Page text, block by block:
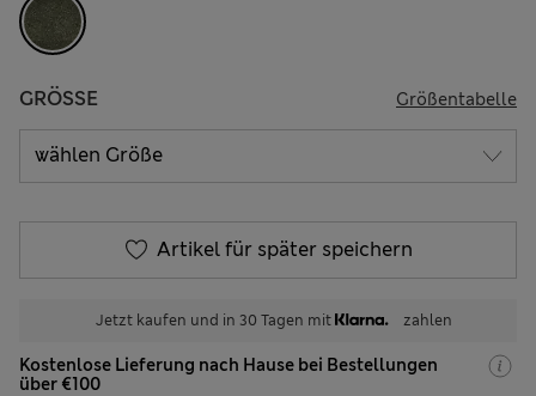
GRÖSSE Größentabelle
Artikel für später speichern
Jetzt kaufen und in 30 Tagen mit zahlen
Kostenlose Lieferung nach Hause bei Bestellungen
über €100